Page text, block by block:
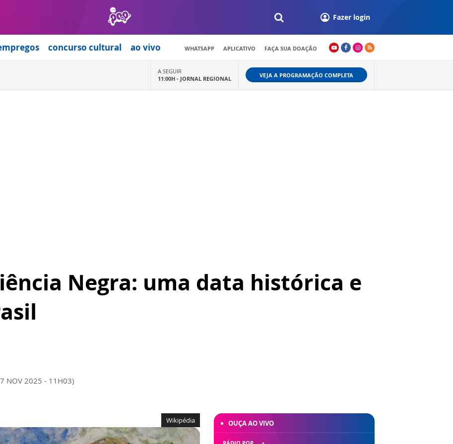
Fazer login
concurso cultural ao vivo WHATSAPP APLICATIVO FAÇA SUA DOAÇÃO
A SEGUIR
11:00H - JORNAL REGIONAL VEJA A PROGRAMAÇÃO COMPLETA
Negra: uma data histórica e
NOV 2025 - 11H03)
Wikipédia OUÇA AO VIVO